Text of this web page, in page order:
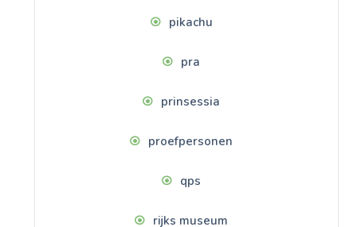
pikachu
pra
prinsessia
proefpersonen
qps
rijks museum